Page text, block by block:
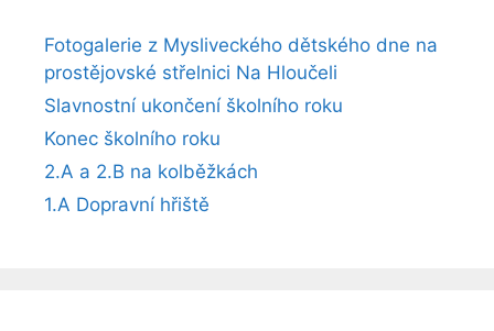
Fotogalerie z Mysliveckého dětského dne na
prostějovské střelnici Na Hloučeli
Slavnostní ukončení školního roku
Konec školního roku
2.A a 2.B na kolběžkách
1.A Dopravní hřiště